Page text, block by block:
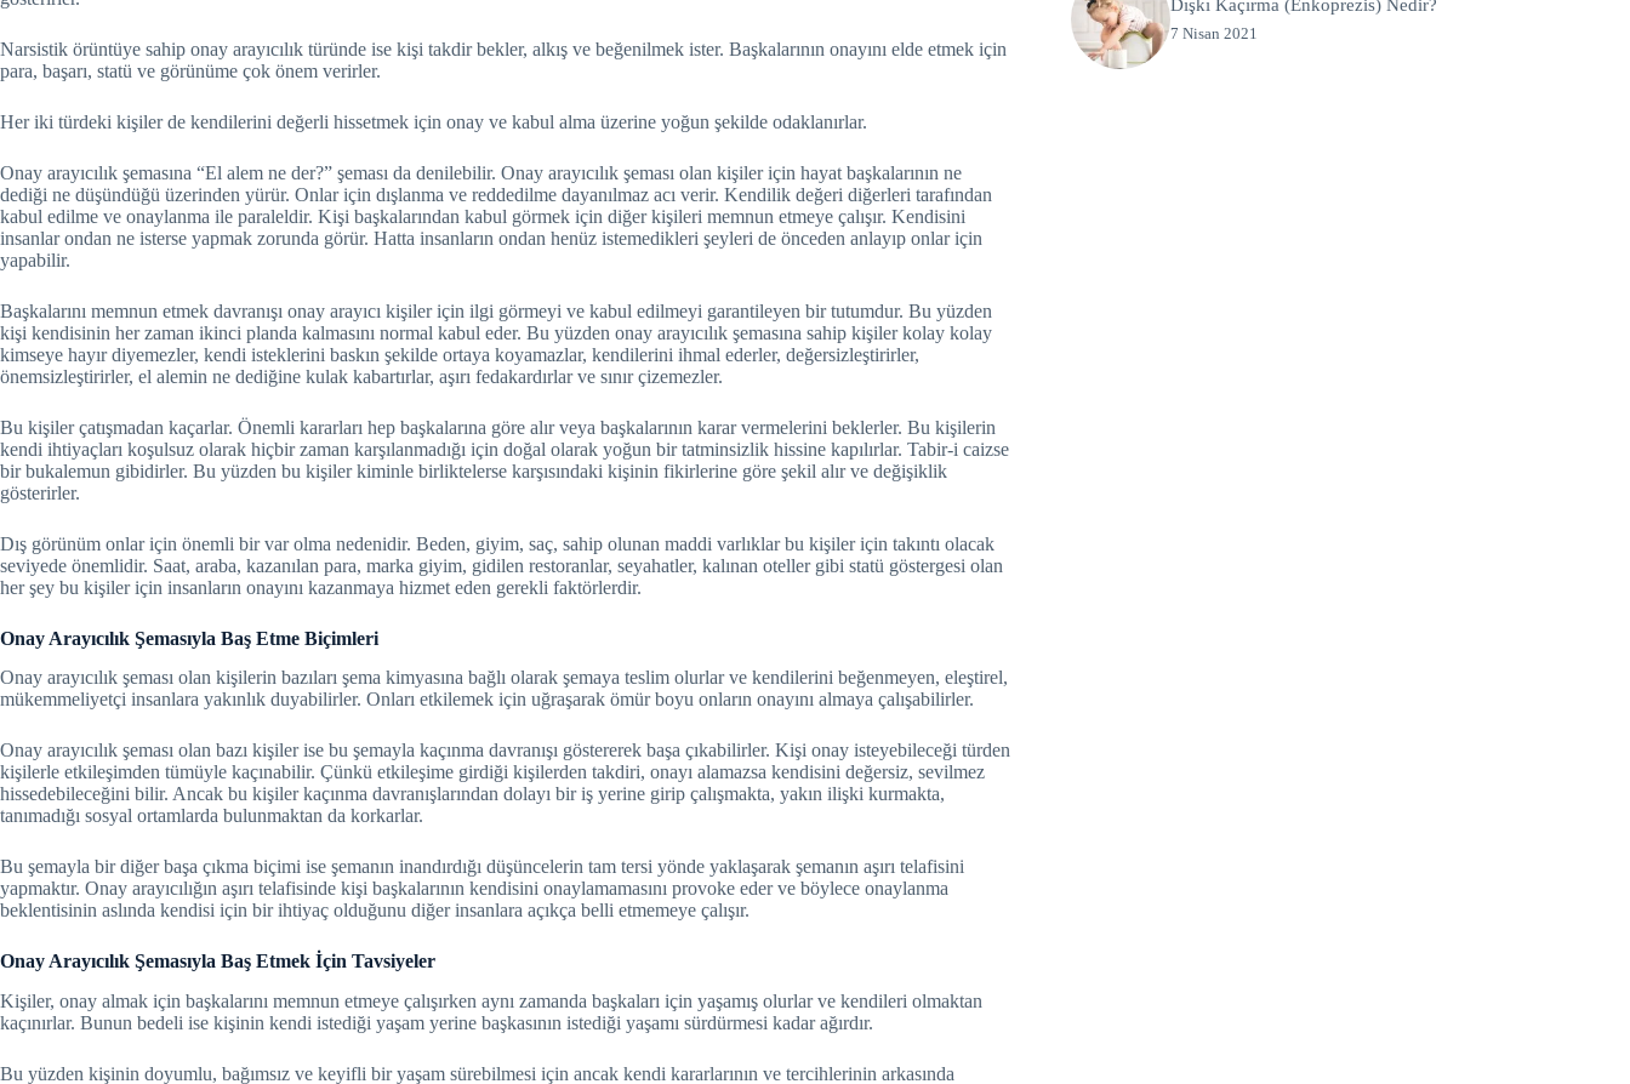
Narsistik örüntüye sahip onay arayıcılık türünde ise kişi takdir bekler, alkış ve beğenilmek ister. Başkalarının onayını elde etmek için
para, başarı, statü ve görünüme çok önem verirler.
Her iki türdeki kişiler de kendilerini değerli hissetmek için onay ve kabul alma üzerine yoğun şekilde odaklanırlar.
Onay arayıcılık şemasına “El alem ne der?” şeması da denilebilir. Onay arayıcılık şeması olan kişiler için hayat başkalarının ne
dediği ne düşündüğü üzerinden yürür. Onlar için dışlanma ve reddedilme dayanılmaz acı verir. Kendilik değeri diğerleri tarafından
kabul edilme ve onaylanma ile paraleldir. Kişi başkalarından kabul görmek için diğer kişileri memnun etmeye çalışır. Kendisini
insanlar ondan ne isterse yapmak zorunda görür. Hatta insanların ondan henüz istemedikleri şeyleri de önceden anlayıp onlar için
yapabilir.
Başkalarını memnun etmek davranışı onay arayıcı kişiler için ilgi görmeyi ve kabul edilmeyi garantileyen bir tutumdur. Bu yüzden
kişi kendisinin her zaman ikinci planda kalmasını normal kabul eder. Bu yüzden onay arayıcılık şemasına sahip kişiler kolay kolay
kimseye hayır diyemezler, kendi isteklerini baskın şekilde ortaya koyamazlar, kendilerini ihmal ederler, değersizleştirirler,
önemsizleştirirler, el alemin ne dediğine kulak kabartırlar, aşırı fedakardırlar ve sınır çizemezler.
Bu kişiler çatışmadan kaçarlar. Önemli kararları hep başkalarına göre alır veya başkalarının karar vermelerini beklerler. Bu kişilerin
kendi ihtiyaçları koşulsuz olarak hiçbir zaman karşılanmadığı için doğal olarak yoğun bir tatminsizlik hissine kapılırlar. Tabir-i caizse
bir bukalemun gibidirler. Bu yüzden bu kişiler kiminle birliktelerse karşısındaki kişinin fikirlerine göre şekil alır ve değişiklik
gösterirler.
Dış görünüm onlar için önemli bir var olma nedenidir. Beden, giyim, saç, sahip olunan maddi varlıklar bu kişiler için takıntı olacak
seviyede önemlidir. Saat, araba, kazanılan para, marka giyim, gidilen restoranlar, seyahatler, kalınan oteller gibi statü göstergesi olan
her şey bu kişiler için insanların onayını kazanmaya hizmet eden gerekli faktörlerdir.
Onay Arayıcılık Şemasıyla Baş Etme Biçimleri
Onay arayıcılık şeması olan kişilerin bazıları şema kimyasına bağlı olarak şemaya teslim olurlar ve kendilerini beğenmeyen, eleştirel,
mükemmeliyetçi insanlara yakınlık duyabilirler. Onları etkilemek için uğraşarak ömür boyu onların onayını almaya çalışabilirler.
Onay arayıcılık şeması olan bazı kişiler ise bu şemayla kaçınma davranışı göstererek başa çıkabilirler. Kişi onay isteyebileceği türden
kişilerle etkileşimden tümüyle kaçınabilir. Çünkü etkileşime girdiği kişilerden takdiri, onayı alamazsa kendisini değersiz, sevilmez
hissedebileceğini bilir. Ancak bu kişiler kaçınma davranışlarından dolayı bir iş yerine girip çalışmakta, yakın ilişki kurmakta,
tanımadığı sosyal ortamlarda bulunmaktan da korkarlar.
Bu şemayla bir diğer başa çıkma biçimi ise şemanın inandırdığı düşüncelerin tam tersi yönde yaklaşarak şemanın aşırı telafisini
yapmaktır. Onay arayıcılığın aşırı telafisinde kişi başkalarının kendisini onaylamamasını provoke eder ve böylece onaylanma
beklentisinin aslında kendisi için bir ihtiyaç olduğunu diğer insanlara açıkça belli etmemeye çalışır.
Onay Arayıcılık Şemasıyla Baş Etmek İçin Tavsiyeler
Kişiler, onay almak için başkalarını memnun etmeye çalışırken aynı zamanda başkaları için yaşamış olurlar ve kendileri olmaktan
kaçınırlar. Bunun bedeli ise kişinin kendi istediği yaşam yerine başkasının istediği yaşamı sürdürmesi kadar ağırdır.
Bu yüzden kişinin doyumlu, bağımsız ve keyifli bir yaşam sürebilmesi için ancak kendi kararlarının ve tercihlerinin arkasında
Dışkı Kaçırma (Enkoprezis) Nedir?
7 Nisan 2021